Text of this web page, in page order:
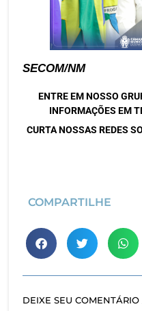
SECOM/NM
ENTRE EM NOSSO
INFORMAÇÕES EM
CURTA NOSSAS REDES
COMPARTILHE
DEIXE SEU COMENTÁRIO